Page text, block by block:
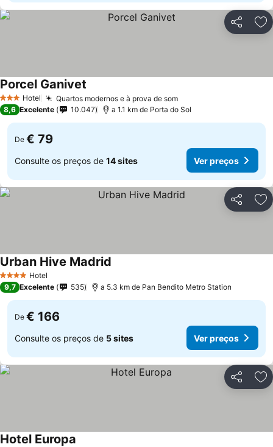
Partilhar
3 EstrelasHotel Quartos modernos e à prova de somVer preços
Porcel Ganivet
8,6 Excelente 10.047 a 1.1 km de Porta do Sol
De € 79
Consulte os preços de 14 sites Ver preços
Partilhar
4 EstrelasHotel
Urban Hive Madrid
9,7 Excelente 535 a 5.3 km de Pan Bendito Metro Station
De € 166
Consulte os preços de 5 sites Ver preços
Partilhar
Hotel Europa